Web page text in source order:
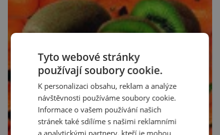
Tyto webové stránky
používají soubory cookie.
K personalizaci obsahu, reklam a analýze
návštěvnosti používáme soubory cookie.
Informace o vašem používání našich
stránek také sdílíme s našimi reklamními
a analytickými partnery, kteří je mohou